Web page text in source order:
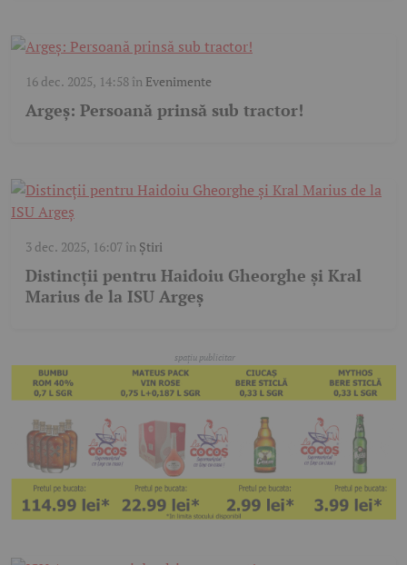
16 dec. 2025, 14:58 în Evenimente
Argeș: Persoană prinsă sub tractor!
3 dec. 2025, 16:07 în Știri
Distincții pentru Haidoiu Gheorghe și Kral
Marius de la ISU Argeș